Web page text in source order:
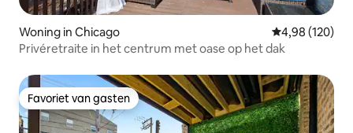
Woning in Chicago Gemiddelde
4,98 (120)
Privéretraite in het centrum met oase op het dak
Favoriet van gasten
Favoriet van gasten